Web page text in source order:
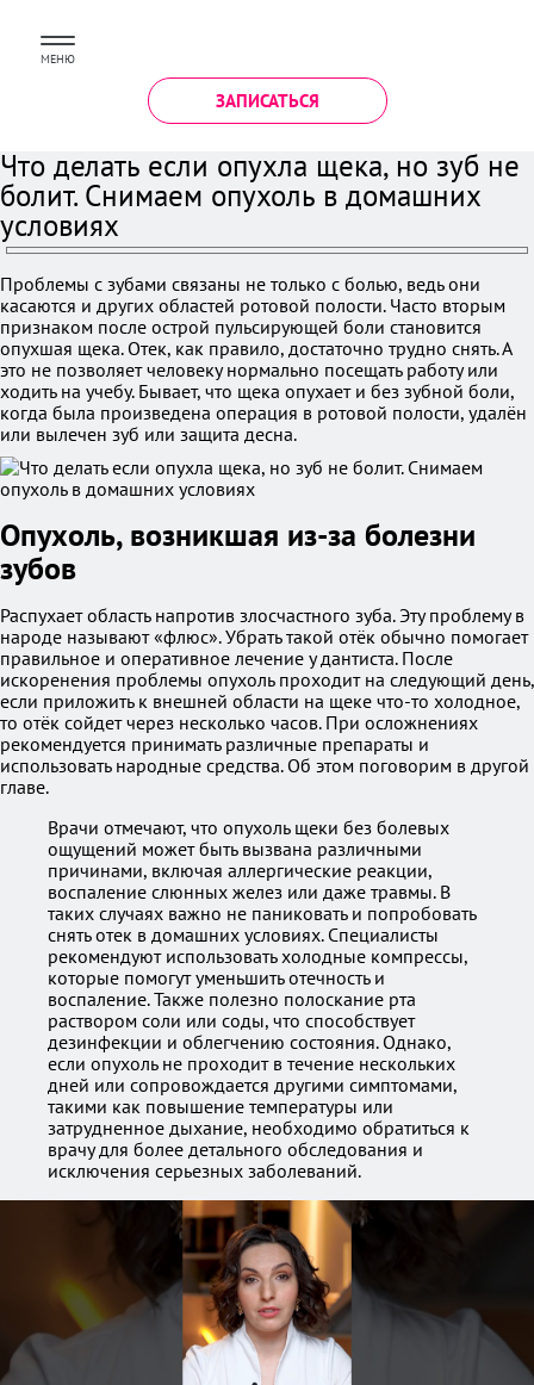
МЕНЮ
ЗАПИСАТЬСЯ
Что делать если опухла щека, но зуб не
болит. Снимаем опухоль в домашних
условиях
Проблемы с зубами связаны не только с болью, ведь они
касаются и других областей ротовой полости. Часто вторым
признаком после острой пульсирующей боли становится
опухшая щека. Отек, как правило, достаточно трудно снять. А
это не позволяет человеку нормально посещать работу или
ходить на учебу. Бывает, что щека опухает и без зубной боли,
когда была произведена операция в ротовой полости, удалён
или вылечен зуб или защита десна.
Опухоль, возникшая из-за болезни
зубов
Распухает область напротив злосчастного зуба. Эту проблему в
народе называют «флюс». Убрать такой отёк обычно помогает
правильное и оперативное лечение у дантиста. После
искоренения проблемы опухоль проходит на следующий день,
если приложить к внешней области на щеке что-то холодное,
то отёк сойдет через несколько часов. При осложнениях
рекомендуется принимать различные препараты и
использовать народные средства. Об этом поговорим в другой
главе.
Врачи отмечают, что опухоль щеки без болевых
ощущений может быть вызвана различными
причинами, включая аллергические реакции,
воспаление слюнных желез или даже травмы. В
таких случаях важно не паниковать и попробовать
снять отек в домашних условиях. Специалисты
рекомендуют использовать холодные компрессы,
которые помогут уменьшить отечность и
воспаление. Также полезно полоскание рта
раствором соли или соды, что способствует
дезинфекции и облегчению состояния. Однако,
если опухоль не проходит в течение нескольких
дней или сопровождается другими симптомами,
такими как повышение температуры или
затрудненное дыхание, необходимо обратиться к
врачу для более детального обследования и
исключения серьезных заболеваний.